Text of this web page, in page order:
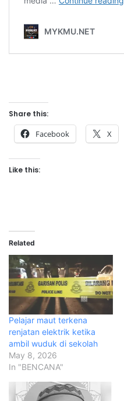
Share this:
Facebook X
Like this:
Related
Pelajar maut terkena
renjatan elektrik ketika
ambil wuduk di sekolah
May 8, 2026
In "BENCANA"